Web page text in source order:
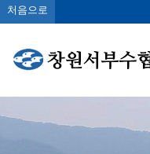
처음으로